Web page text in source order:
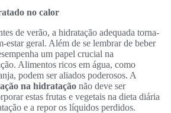
no calor
de verão, a hidratação adequada torna-
estar geral. Além de se lembrar de beber
um papel crucial na
Alimentos ricos em água, como
podem ser aliados poderosos. A
na hidratação não deve ser
estas frutas e vegetais na dieta diária
e a repor os líquidos perdidos.